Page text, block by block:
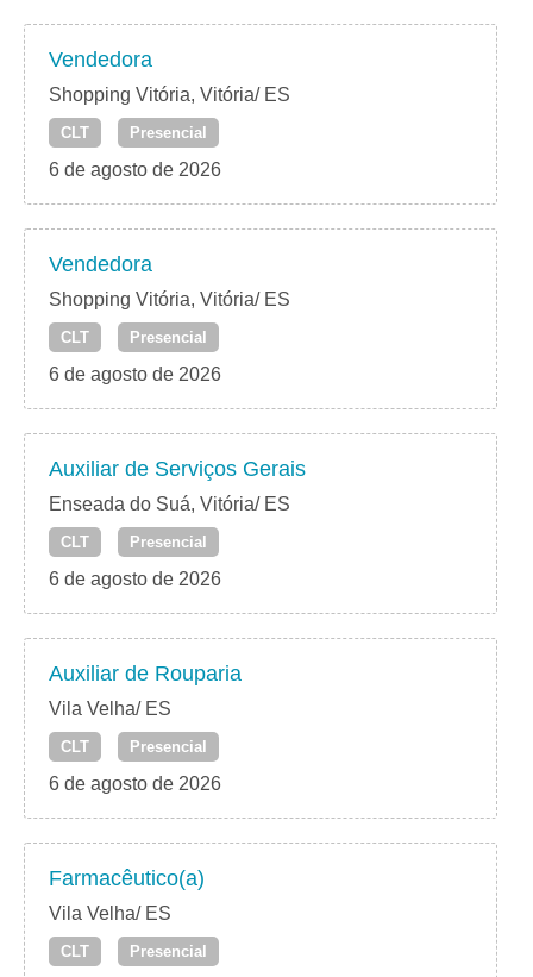
Vendedora
Shopping Vitória, Vitória/ ES
CLT Presencial
6 de agosto de 2026
Vendedora
Shopping Vitória, Vitória/ ES
CLT Presencial
6 de agosto de 2026
Auxiliar de Serviços Gerais
Enseada do Suá, Vitória/ ES
CLT Presencial
6 de agosto de 2026
Auxiliar de Rouparia
Vila Velha/ ES
CLT Presencial
6 de agosto de 2026
Farmacêutico(a)
Vila Velha/ ES
CLT Presencial